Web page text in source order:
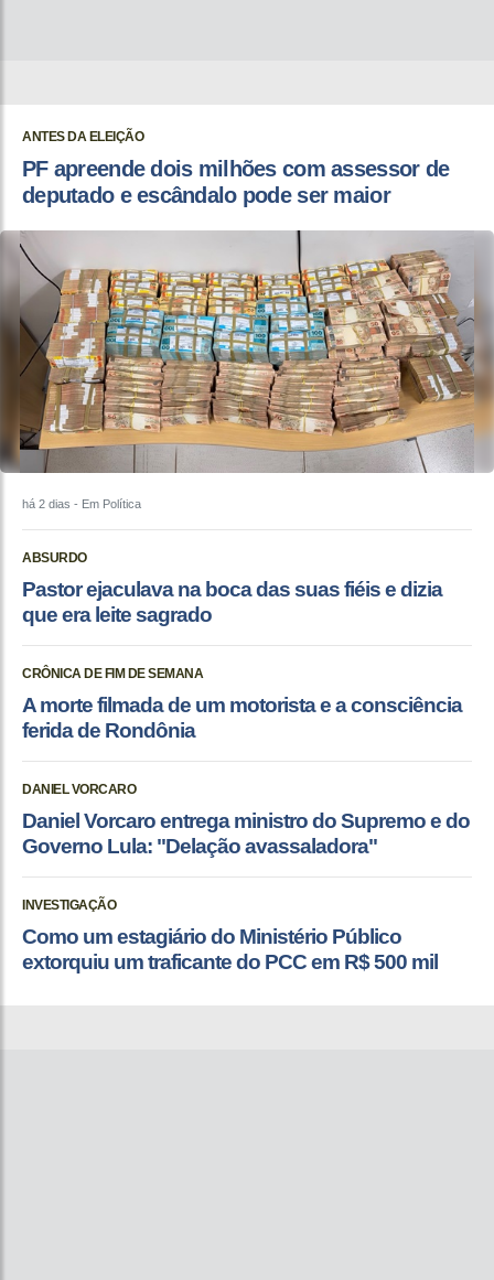
ANTES DA ELEIÇÃO
PF apreende dois milhões com assessor de
deputado e escândalo pode ser maior
há 2 dias - Em Política
ABSURDO
Pastor ejaculava na boca das suas fiéis e dizia
que era leite sagrado
CRÔNICA DE FIM DE SEMANA
A morte filmada de um motorista e a consciência
ferida de Rondônia
DANIEL VORCARO
Daniel Vorcaro entrega ministro do Supremo e do
Governo Lula: "Delação avassaladora"
INVESTIGAÇÃO
Como um estagiário do Ministério Público
extorquiu um traficante do PCC em R$ 500 mil